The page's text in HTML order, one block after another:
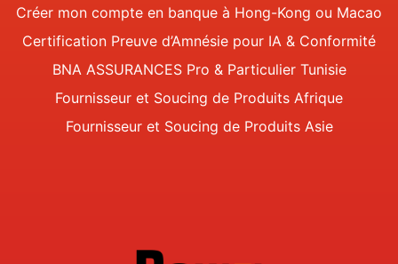
Créer mon compte en banque à Hong-Kong ou Macao
Certification Preuve d’Amnésie pour IA & Conformité
BNA ASSURANCES Pro & Particulier Tunisie
Fournisseur et Soucing de Produits Afrique
Fournisseur et Soucing de Produits Asie